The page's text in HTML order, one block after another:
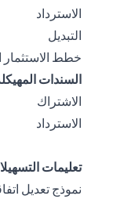
الاسترداد
التبديل
خطط الاستثمار
السندات
الاشتراك
الاسترداد
تعليمات
نموذج تعديل